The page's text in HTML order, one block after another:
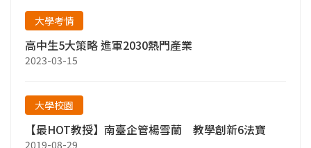
大學考情
高中生5大策略 進軍2030熱門產業
2023-03-15
大學校園
【最HOT教授】南臺企管楊雪蘭 教學創新6法寶
2019-08-29